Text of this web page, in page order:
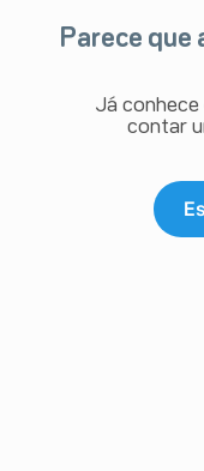
Parece que
Já
contar